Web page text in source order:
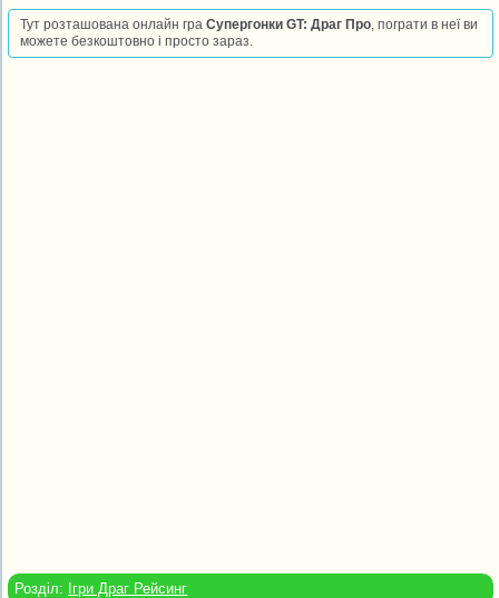
Тут розташована онлайн граСупергонки GT: Драг Про, пограти в неї ви
можете безкоштовно і просто зараз.
Розділ: Ігри Драг Рейсинг